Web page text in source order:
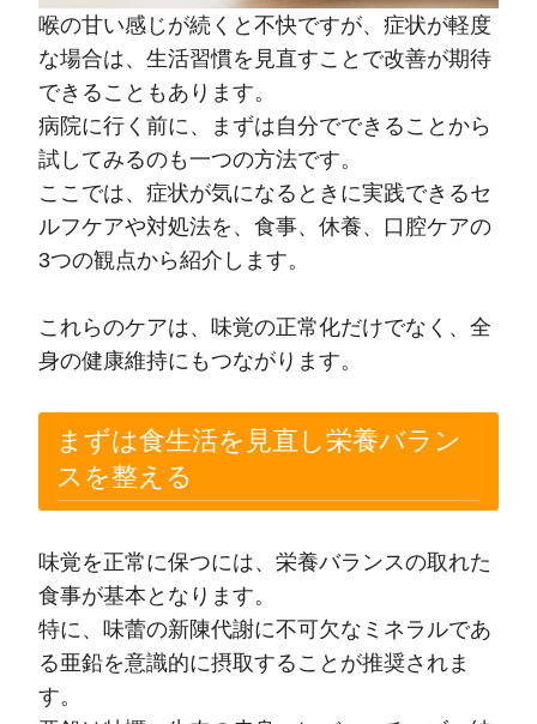
喉の甘い感じが続くと不快ですが、症状が軽度
な場合は、生活習慣を見直すことで改善が期待
できることもあります。
病院に行く前に、まずは自分でできることから
試してみるのも一つの方法です。
ここでは、症状が気になるときに実践できるセ
ルフケアや対処法を、食事、休養、口腔ケアの
3つの観点から紹介します。
これらのケアは、味覚の正常化だけでなく、全
身の健康維持にもつながります。
まずは食生活を見直し栄養バラン
スを整える
味覚を正常に保つには、栄養バランスの取れた
食事が基本となります。
特に、味蕾の新陳代謝に不可欠なミネラルであ
る亜鉛を意識的に摂取することが推奨されま
す。